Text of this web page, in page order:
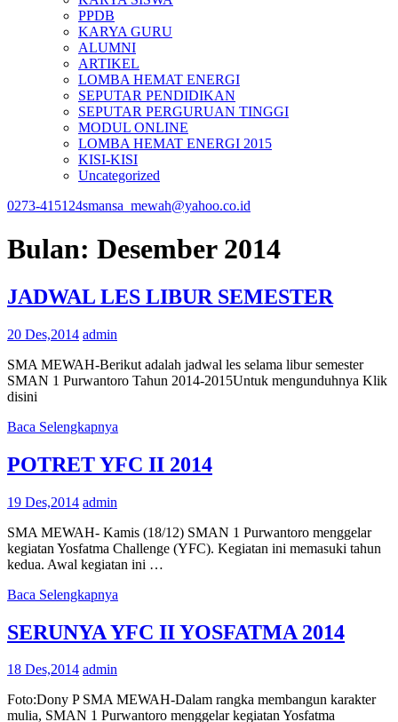
PPDB
KARYA GURU
ALUMNI
ARTIKEL
LOMBA HEMAT ENERGI
SEPUTAR PENDIDIKAN
SEPUTAR PERGURUAN TINGGI
MODUL ONLINE
LOMBA HEMAT ENERGI 2015
KISI-KISI
Uncategorized
0273-415124smansa_mewah@yahoo.co.id
Bulan: Desember 2014
JADWAL LES LIBUR SEMESTER
20 Des,2014 admin
SMA MEWAH-Berikut adalah jadwal les selama libur semester
SMAN 1 Purwantoro Tahun 2014-2015Untuk mengunduhnya Klik
disini
Baca Selengkapnya
POTRET YFC II 2014
19 Des,2014 admin
SMA MEWAH- Kamis (18/12) SMAN 1 Purwantoro menggelar
kegiatan Yosfatma Challenge (YFC). Kegiatan ini memasuki tahun
kedua. Awal kegiatan ini …
Baca Selengkapnya
SERUNYA YFC II YOSFATMA 2014
18 Des,2014 admin
Foto:Dony P SMA MEWAH-Dalam rangka membangun karakter
mulia, SMAN 1 Purwantoro menggelar kegiatan Yosfatma